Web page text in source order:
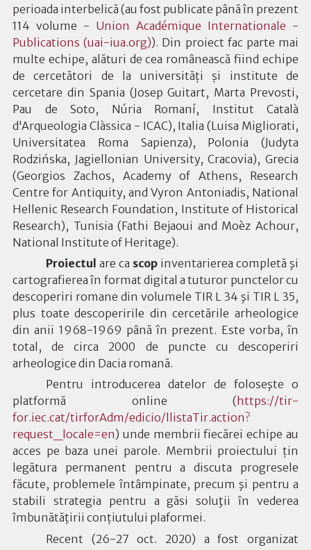
perioada interbelică (au fost publicate până în prezent
114 volume - Union Académique Internationale -
Publications (uai-iua.org)). Din proiect fac parte mai
multe echipe, alături de cea românească fiind echipe
de cercetători de la universităţi şi institute de
cercetare din Spania (Josep Guitart, Marta Prevosti,
Pau de Soto, Núria Romaní, Institut Català
d'Arqueologia Clàssica - ICAC), Italia (Luisa Migliorati,
Universitatea Roma Sapienza), Polonia (Judyta
Rodzińska, Jagiellonian University, Cracovia), Grecia
(Georgios Zachos, Academy of Athens, Research
Centre for Antiquity, and Vyron Antoniadis, National
Hellenic Research Foundation, Institute of Historical
Research), Tunisia (Fathi Bejaoui and Moèz Achour,
National Institute of Heritage).
Proiectul are ca scop inventarierea completă şi
cartografierea în format digital a tuturor punctelor cu
descoperiri romane din volumele TIR L 34 şi TIR L 35,
plus toate descoperirile din cercetările arheologice
din anii 1968-1969 până în prezent. Este vorba, în
total, de circa 2000 de puncte cu descoperiri
arheologice din Dacia romană.
Pentru introducerea datelor de foloseşte o
platformă online ( https://tir-
for.iec.cat/tirforAdm/edicio/llistaTir.action?
request_locale=en) unde membrii fiecărei echipe au
acces pe baza unei parole. Membrii proiectului țin
legătura permanent pentru a discuta progresele
făcute, problemele întâmpinate, precum şi pentru a
stabili strategia pentru a găsi soluţii în vederea
îmbunătățirii conțiutului plaformei.
Recent (26-27 oct. 2020) a fost organizat